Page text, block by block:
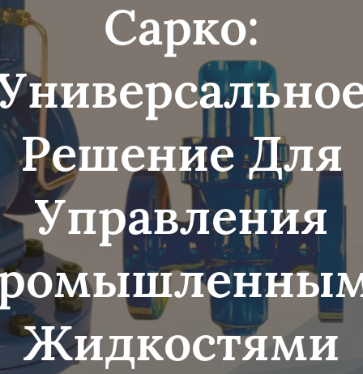
Сарко:
Решение Для
Управления
Жидкостями